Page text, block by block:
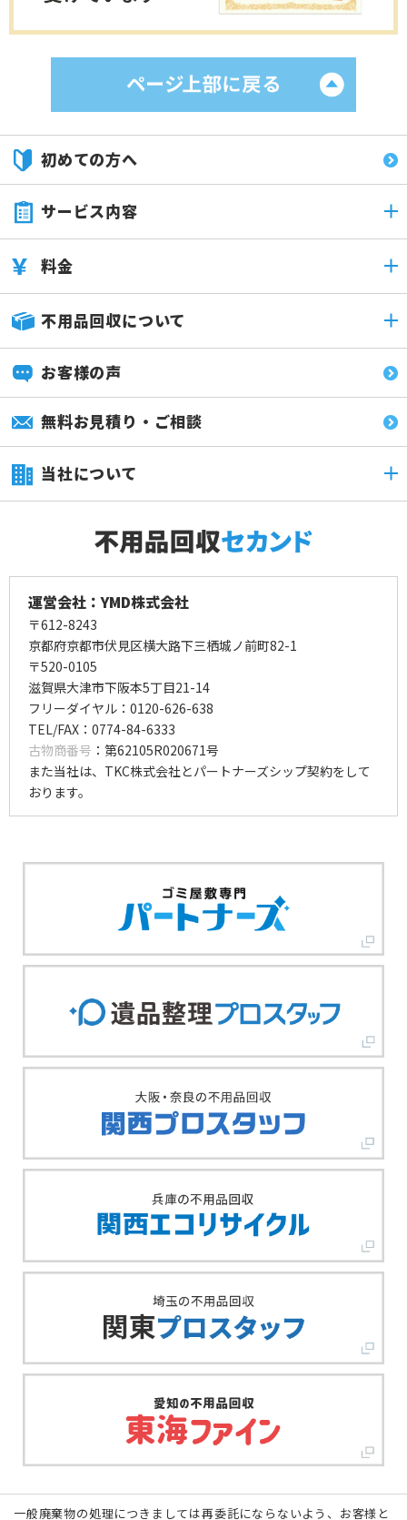
初めての方へ
サービス内容
料金
不用品回収について
お客様の声
無料お見積り・ご相談
当社について
運営会社：YMD株式会社
〒612-8243
京都府京都市伏見区横大路下三栖城ノ前町82-1
〒520-0105
滋賀県大津市下阪本5丁目21-14
フリーダイヤル：0120-626-638
TEL/FAX：0774-84-6333
古物商番号 ：第62105R020671号
また当社は、TKC株式会社とパートナーズシップ契約をして
おります。
一般廃棄物の処理につきましては再委託にならないよう、お客様と